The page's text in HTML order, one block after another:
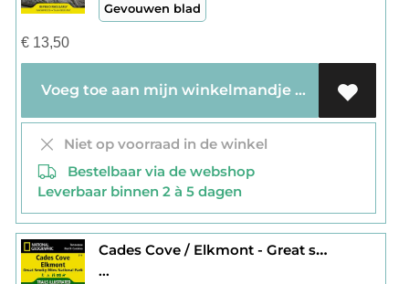
Gevouwen blad
€13,50
Voeg toe aan mijn winkelmandje
Niet op voorraad in de winkel
Bestelbaar via de webshop
Leverbaar binnen 2 à 5 dagen
Cades Cove / Elkmont - Great smoky mtns NP 316
...